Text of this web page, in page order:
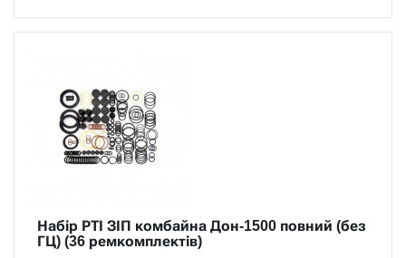
Набір РТІ ЗІП комбайна Дон-1500 повний (без
ГЦ) (36 ремкомплектів)